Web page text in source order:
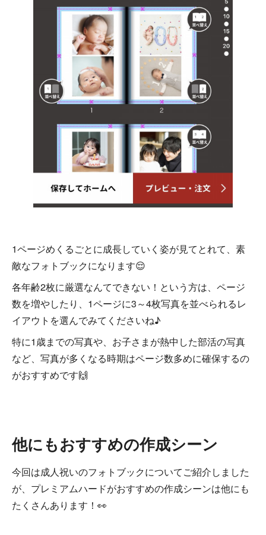
1ページめくるごとに成長していく姿が見てとれて、素
敵なフォトブックになります😌
各年齢2枚に厳選なんてできない！という方は、ページ
数を増やしたり、1ページに3～4枚写真を並べられるレ
イアウトを選んでみてくださいね♪
特に1歳までの写真や、お子さまが熱中した部活の写真
など、写真が多くなる時期はページ数多めに確保するの
がおすすめです🙌
他にもおすすめの作成シーン
今回は成人祝いのフォトブックについてご紹介しました
が、プレミアムハードがおすすめの作成シーンは他にも
たくさんあります！👀